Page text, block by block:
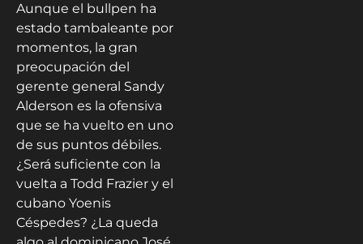
Aunque el bullpen ha
estado tambaleante por
momentos, la gran
preocupación del
gerente general Sandy
Alderson es la ofensiva
que se ha vuelto en uno
de sus puntos débiles.
¿Será suficiente con la
vuelta a Todd Frazier y el
cubano Yoenis
Céspedes? ¿La queda